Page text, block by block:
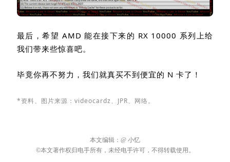
最后，希望 AMD能在接下来的 RX 10000 系列上给
我们带来些惊喜吧。
毕竟你再不努力，我们就真买不到便宜的 N 卡了！
*资料、图片来源： videocardz、 JPR、网络。
本文编辑： @ 小忆
©本文著作权归电手所有，未经电手许可，不得转载使用。